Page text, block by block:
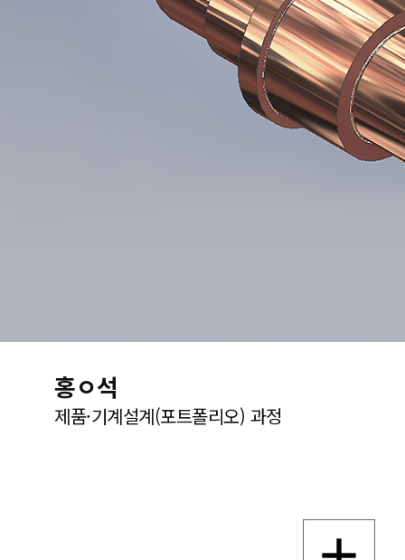
홍ㅇ석
제품·기계설계(포트폴리오) 과정